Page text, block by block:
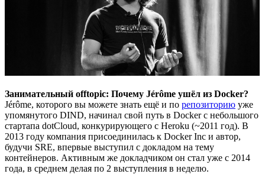
Занимательный offtopic: Почему Jérôme ушёл из Docker?
Jérôme, которого вы можете знать ещё и по репозиторию уже
упомянутого DIND, начинал свой путь в Docker с небольшого
стартапа dotCloud, конкурирующего с Heroku (~2011 год). В
2013 году компания присоединилась к Docker Inc и автор,
будучи SRE, впервые выступил с докладом на тему
контейнеров. Активным же докладчиком он стал уже с 2014
года, в среднем делая по 2 выступления в неделю.